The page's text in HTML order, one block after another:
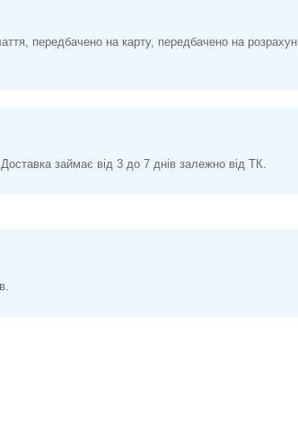
передбачено на карту, передбачено на
займає від 3 до 7 днів залежно від ТК.